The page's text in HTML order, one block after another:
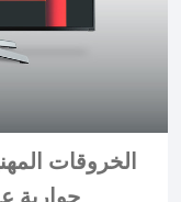
الخروقات
حوارية